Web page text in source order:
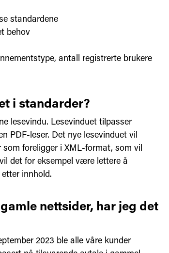
standardene
behov
antall registrerte brukere
i standarder?
lesevindu. Lesevinduet tilpasser
PDF-leser. Det nye lesevinduet vil
foreligger i XML-format, som vil
det for eksempel være lettere å
innhold.
nettsider, har jeg det
2023 ble alle våre kunder